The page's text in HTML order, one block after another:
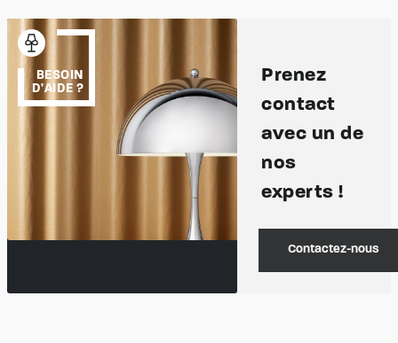
BESOIN
D'AIDE ?
Prenez
contact
avec un de
nos
experts !
Contactez-nous